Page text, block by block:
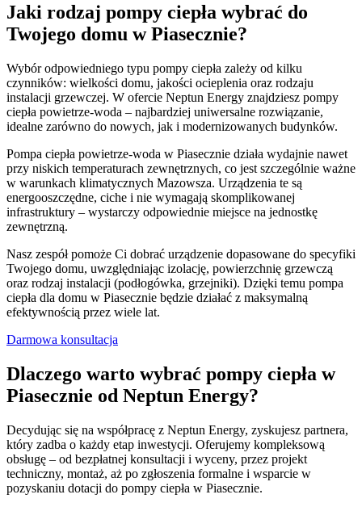
Jaki rodzaj pompy ciepła wybrać do
Twojego domu w Piasecznie?
Wybór odpowiedniego typu pompy ciepła zależy od kilku
czynników: wielkości domu, jakości ocieplenia oraz rodzaju
instalacji grzewczej. W ofercie Neptun Energy znajdziesz pompy
ciepła powietrze-woda – najbardziej uniwersalne rozwiązanie,
idealne zarówno do nowych, jak i modernizowanych budynków.
Pompa ciepła powietrze-woda w Piasecznie działa wydajnie nawet
przy niskich temperaturach zewnętrznych, co jest szczególnie ważne
w warunkach klimatycznych Mazowsza. Urządzenia te są
energooszczędne, ciche i nie wymagają skomplikowanej
infrastruktury – wystarczy odpowiednie miejsce na jednostkę
zewnętrzną.
Nasz zespół pomoże Ci dobrać urządzenie dopasowane do specyfiki
Twojego domu, uwzględniając izolację, powierzchnię grzewczą
oraz rodzaj instalacji (podłogówka, grzejniki). Dzięki temu pompa
ciepła dla domu w Piasecznie będzie działać z maksymalną
efektywnością przez wiele lat.
Darmowa konsultacja
Dlaczego warto wybrać pompy ciepła w
Piasecznie od Neptun Energy?
Decydując się na współpracę z Neptun Energy, zyskujesz partnera,
który zadba o każdy etap inwestycji. Oferujemy kompleksową
obsługę – od bezpłatnej konsultacji i wyceny, przez projekt
techniczny, montaż, aż po zgłoszenia formalne i wsparcie w
pozyskaniu dotacji do pompy ciepła w Piasecznie.